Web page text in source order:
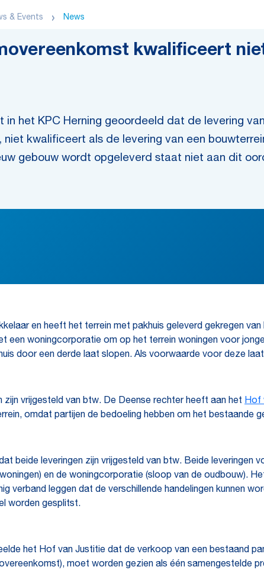
& Events News
kwalificeert
in het KPC Herning geoordeeld dat de levering
niet kwalificeert als de levering van een
gebouw wordt opgeleverd staat niet aan dit
en heeft het terrein met pakhuis geleverd gekregen
een woningcorporatie om op het terrein woningen voor
door een derde laat slopen. Als voorwaarde voor deze
zijn vrijgesteld van btw. De Deense rechter heeft aan het Hof
omdat partijen de bedoeling hebben om het bestaande
beide leveringen zijn vrijgesteld van btw. Beide leveringen
en de woningcorporatie (sloop van de oudbouw).
verband leggen dat de verschillende handelingen kunnen
worden gesplitst.
het Hof van Justitie dat de verkoop van een bestaand
moet worden gezien als één samengestelde